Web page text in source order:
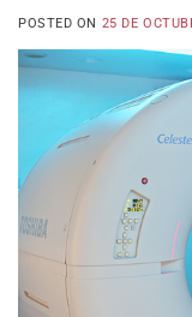
POSTED ON 25 DE